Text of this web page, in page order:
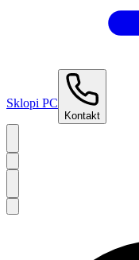
Sklopi PC
Kontakt